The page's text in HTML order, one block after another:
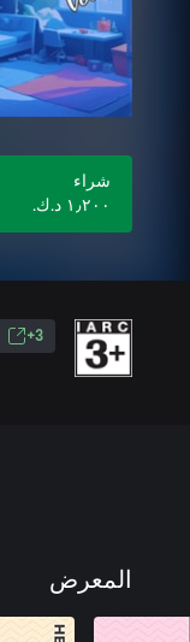
شراء
١٫٢٠٠ د.ك.‏
3+
المعرض